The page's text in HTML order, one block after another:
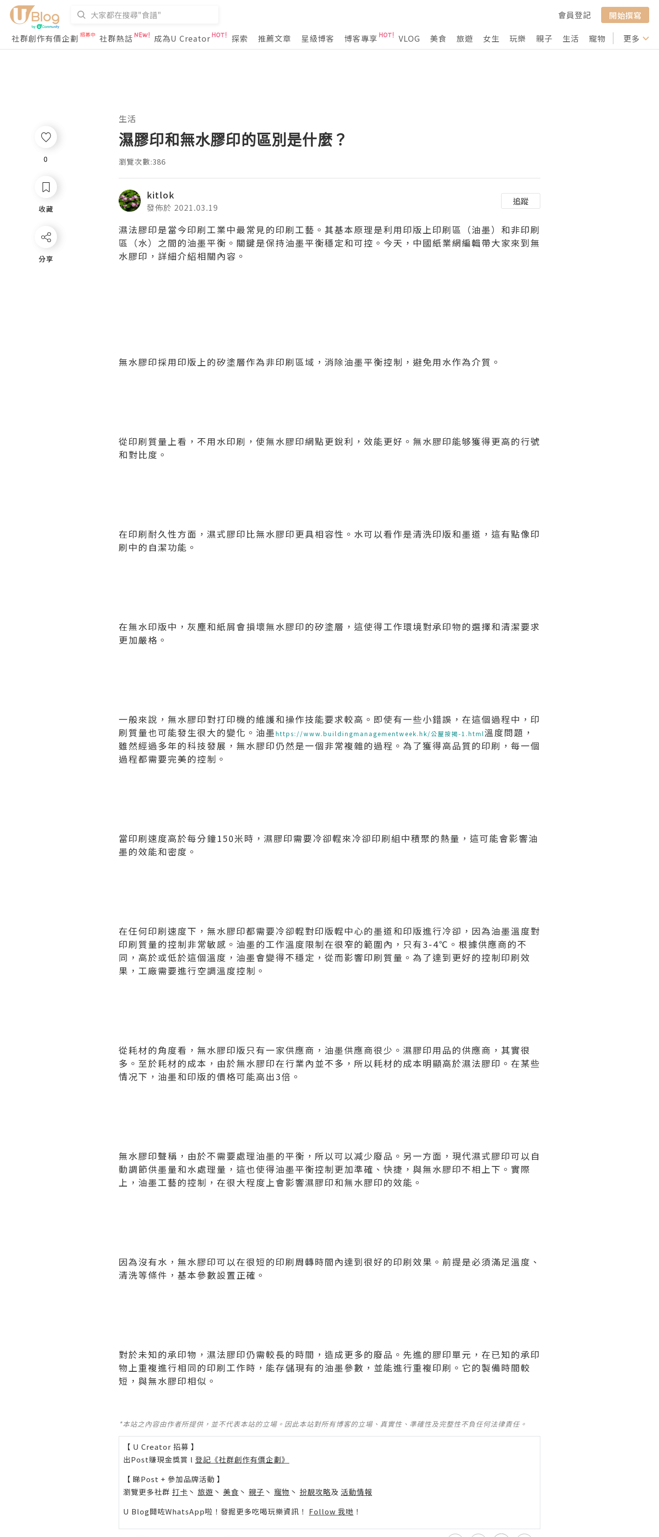
會員登記
開始撰寫
社群創作有價企劃
社群熱話 成為U Creator 探索 推薦文章 星級博客 博客專享 VLOG 美食 旅遊 女生 玩樂 親子 生活 寵物 行山 打卡
更多
0
收藏
分享
生活
濕膠印和無水膠印的區別是什麼？
瀏覽次數:386
kitlok
發佈於 2021.03.19
追蹤
濕法膠印是當今印刷工業中最常見的印刷工藝。其基本原理是利用印版上印刷區（油墨）和非印刷
區（水）之間的油墨平衡。關鍵是保持油墨平衡穩定和可控。今天，中國紙業網編輯帶大家來到無
水膠印，詳細介紹相關內容。
無水膠印採用印版上的矽塗層作為非印刷區域，消除油墨平衡控制，避免用水作為介質。
從印刷質量上看，不用水印刷，使無水膠印網點更銳利，效能更好。無水膠印能够獲得更高的行號
和對比度。
在印刷耐久性方面，濕式膠印比無水膠印更具相容性。水可以看作是清洗印版和墨道，這有點像印
刷中的自潔功能。
在無水印版中，灰塵和紙屑會損壞無水膠印的矽塗層，這使得工作環境對承印物的選擇和清潔要求
更加嚴格。
一般來說，無水膠印對打印機的維護和操作技能要求較高。即使有一些小錯誤，在這個過程中，印
刷質量也可能發生很大的變化。油墨https://www.buildingmanagementweek.hk/公屋按揭-1.html 溫度問題，
雖然經過多年的科技發展，無水膠印仍然是一個非常複雜的過程。為了獲得高品質的印刷，每一個
過程都需要完美的控制。
當印刷速度高於每分鐘150米時，濕膠印需要冷卻輥來冷卻印刷組中積聚的熱量，這可能會影響油
墨的效能和密度。
在任何印刷速度下，無水膠印都需要冷卻輥對印版輥中心的墨道和印版進行冷卻，因為油墨溫度對
印刷質量的控制非常敏感。油墨的工作溫度限制在很窄的範圍內，只有3-4℃。根據供應商的不
同，高於或低於這個溫度，油墨會變得不穩定，從而影響印刷質量。為了達到更好的控制印刷效
果，工廠需要進行空調溫度控制。
從耗材的角度看，無水膠印版只有一家供應商，油墨供應商很少。濕膠印用品的供應商，其實很
多。至於耗材的成本，由於無水膠印在行業內並不多，所以耗材的成本明顯高於濕法膠印。在某些
情况下，油墨和印版的價格可能高出3倍。
無水膠印聲稱，由於不需要處理油墨的平衡，所以可以减少廢品。另一方面，現代濕式膠印可以自
動調節供墨量和水處理量，這也使得油墨平衡控制更加準確、快捷，與無水膠印不相上下。實際
上，油墨工藝的控制，在很大程度上會影響濕膠印和無水膠印的效能。
因為沒有水，無水膠印可以在很短的印刷周轉時間內達到很好的印刷效果。前提是必須滿足溫度、
清洗等條件，基本參數設置正確。
對於未知的承印物，濕法膠印仍需較長的時間，造成更多的廢品。先進的膠印單元，在已知的承印
物上重複進行相同的印刷工作時，能存儲現有的油墨參數，並能進行重複印刷。它的製備時間較
短，與無水膠印相似。
*本站之內容由作者所提供，並不代表本站的立場。因此本站對所有博客的立場、真實性、準確性及完整性不負任何法律責任。
【 U Creator 招募 】
出Post賺現金獎賞 l 登記《社群創作有價企劃》
【 睇Post + 參加品牌活動 】
瀏覽更多社群 打卡 丶 旅遊 丶 美食 丶 親子 丶 寵物 丶 扮靚攻略及 活動情報
U Blog開咗WhatsApp啦！發掘更多吃喝玩樂資訊！ Follow 我哋 ！
0
收藏
分享